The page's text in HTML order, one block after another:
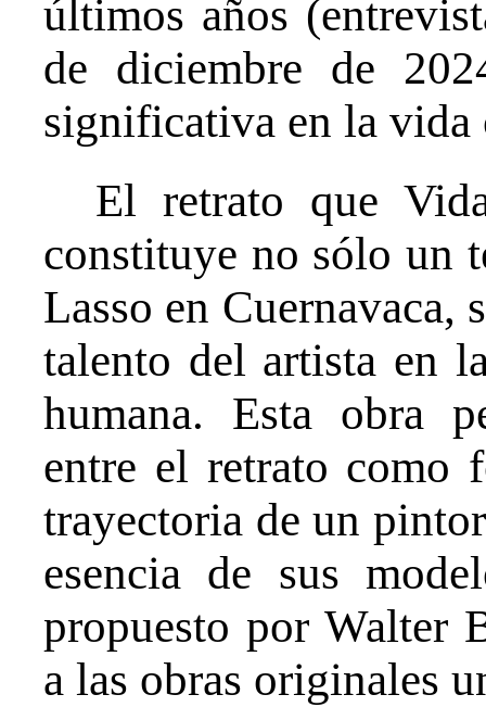
últimos años
de diciembre de
significativa en la
El retrato que
constituye no sólo un
Lasso en Cuernavaca,
talento del artista en
humana. Esta obra
entre el retrato como
trayectoria de un
esencia de sus
propuesto por Walter
a las obras originales